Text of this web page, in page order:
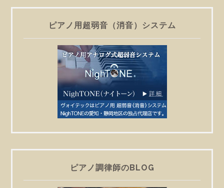
ピアノ用超弱音（消音）システム
ピアノ調律師のBLOG